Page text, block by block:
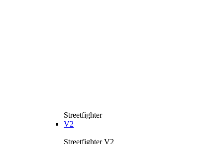
Streetfighter
V2
Streetfighter V2